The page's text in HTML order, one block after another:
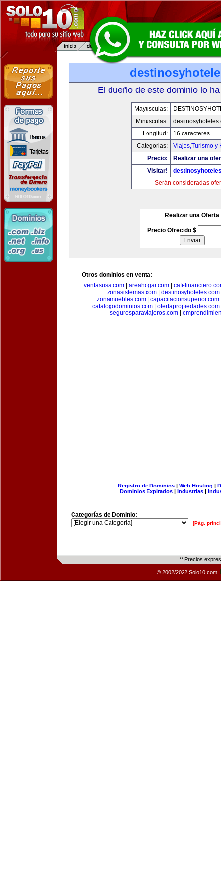
El dueño de este dominio lo
Mayusculas:
Minusculas:
Longitud:
16 caracteres
Categorias:
Viajes,Turismo y
Precio:
Realizar una
Visitar!
Serán consideradas
Realizar una Oferta
Precio Ofrecido $
Otros dominios en venta:
ventasusa.com
areahogar.com
zonasistemas.com| destinosyhoteles.com
zonamuebles.com| capacitacionsuperior.com
catalogodominios.com| ofertapropiedades.com
segurosparaviajeros.com
Registro de Dominios| Web Hosting |
Dominios Expirados | Industrias |
Categorías de Dominio:
[Pág.
** Precios
© 2002/2022 Solo10.com